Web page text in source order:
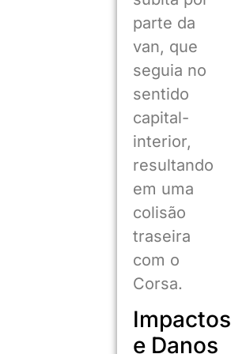
parte da
van, que
seguia no
sentido
capital-
interior,
resultando
em uma
colisão
traseira
com o
Corsa.
Impactos
e Danos